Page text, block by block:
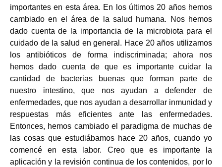
importantes en esta área. En los últimos 20 años hemos
cambiado en el área de la salud humana. Nos hemos
dado cuenta de la importancia de la microbiota para el
cuidado de la salud en general. Hace 20 años utilizamos
los antibióticos de forma indiscriminada; ahora nos
hemos dado cuenta de que es importante cuidar la
cantidad de bacterias buenas que forman parte de
nuestro intestino, que nos ayudan a defender de
enfermedades, que nos ayudan a desarrollar inmunidad y
respuestas más eficientes ante las enfermedades.
Entonces, hemos cambiado el paradigma de muchas de
las cosas que estudiábamos hace 20 años, cuando yo
comencé en esta labor. Creo que es importante la
aplicación y la revisión continua de los contenidos, por lo